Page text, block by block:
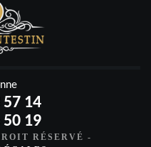
57 14
50 19
RÉSERVÉ -